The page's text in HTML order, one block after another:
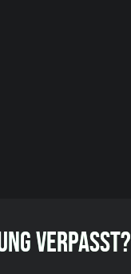
VERPASST?